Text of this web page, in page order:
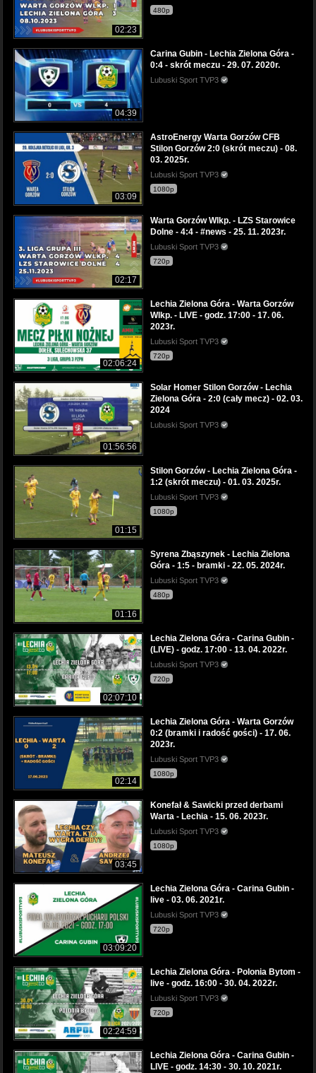
02:23
480p
04:39
Carina Gubin - Lechia Zielona Góra -
0:4 - skrót meczu - 29. 07. 2020r.
Lubuski Sport TVP3
03:09
AstroEnergy Warta Gorzów CFB
Stilon Gorzów 2:0 (skrót meczu) - 08.
03. 2025r.
Lubuski Sport TVP3
1080p
02:17
Warta Gorzów Wlkp. - LZS Starowice
Dolne - 4:4 - #news - 25. 11. 2023r.
Lubuski Sport TVP3
720p
02:06:24
Lechia Zielona Góra - Warta Gorzów
Wlkp. - LIVE - godz. 17:00 - 17. 06.
2023r.
Lubuski Sport TVP3
720p
01:56:56
Solar Homer Stilon Gorzów - Lechia
Zielona Góra - 2:0 (cały mecz) - 02. 03.
2024
Lubuski Sport TVP3
01:15
Stilon Gorzów - Lechia Zielona Góra -
1:2 (skrót meczu) - 01. 03. 2025r.
Lubuski Sport TVP3
1080p
01:16
Syrena Zbąszynek - Lechia Zielona
Góra - 1:5 - bramki - 22. 05. 2024r.
Lubuski Sport TVP3
480p
02:07:10
Lechia Zielona Góra - Carina Gubin -
(LIVE) - godz. 17:00 - 13. 04. 2022r.
Lubuski Sport TVP3
720p
02:14
Lechia Zielona Góra - Warta Gorzów
0:2 (bramki i radość gości) - 17. 06.
2023r.
Lubuski Sport TVP3
1080p
03:45
Konefał & Sawicki przed derbami
Warta - Lechia - 15. 06. 2023r.
Lubuski Sport TVP3
1080p
03:09:20
Lechia Zielona Góra - Carina Gubin -
live - 03. 06. 2021r.
Lubuski Sport TVP3
720p
02:24:59
Lechia Zielona Góra - Polonia Bytom -
live - godz. 16:00 - 30. 04. 2022r.
Lubuski Sport TVP3
720p
Lechia Zielona Góra - Carina Gubin -
LIVE - godz. 14:30 - 30. 10. 2021r.